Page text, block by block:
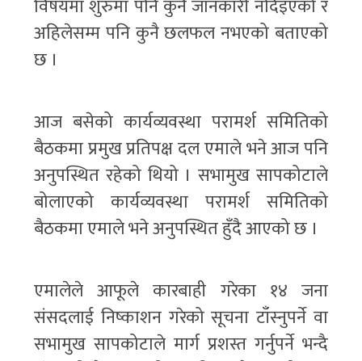
विषयमा शुरुमा पनि कुनै जानकारी नदिइएको र
अहिलेसम्म पनि कुनै छलफल नभएको बताएको
छ ।
आज बसेको कार्यव्यवस्था परामर्श समितिको
बैठकमा प्रमुख प्रतिपक्ष दल एमाले भने आज पनि
अनुपस्थित रहेको थियो । सभामुख सापकोटाले
बोलाएको कार्यव्यवस्था परामर्श समितिको
बैठकमा एमाले भने अनुपस्थित हुँदै आएको छ ।
एमालेले आफूले कारबाही गरेका १४ जना
संसदलाई निष्काशन गरेको सूचना टाँस्नुपर्ने वा
सभामुख सापकोटाले मार्ग प्रशस्त गर्नुपर्ने भन्दै